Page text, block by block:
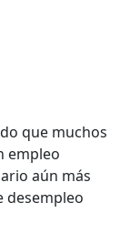
que muchos
empleo
aún más
desempleo